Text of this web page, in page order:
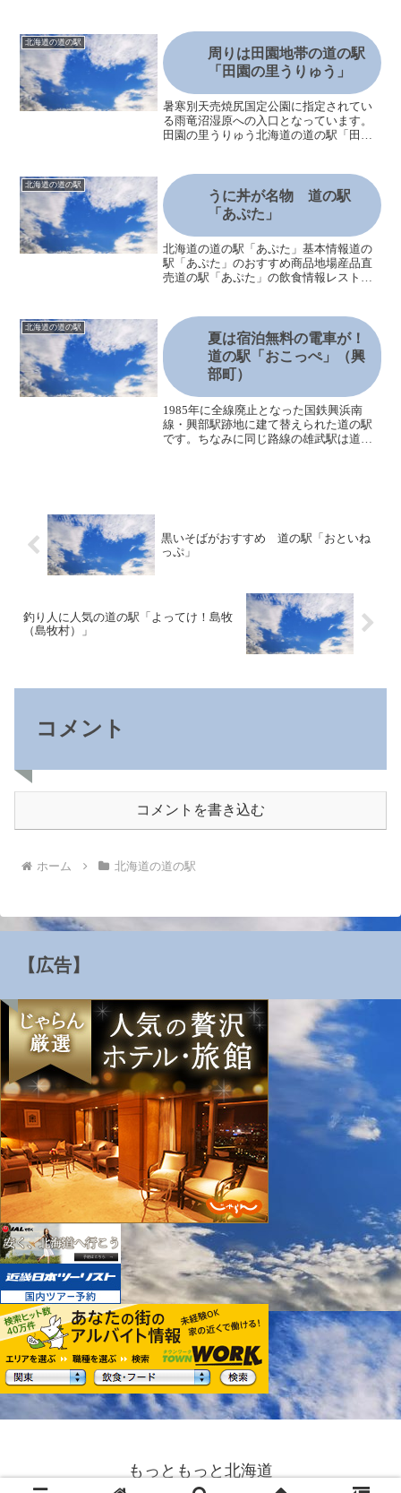
イクアウトコーナー道の駅「もち米の里
☆なよろ」のおすすめポイ...
北海道の道の駅
周りは田園地帯の道の駅
「田園の里うりゅう」
暑寒別天売焼尻国定公園に指定されてい
る雨竜沼湿原への入口となっています。
田園の里うりゅう北海道の道の駅「田園
の販売を行っており、観光・特産品・ふ
るさと情報などの発信施設...
北海道の道の駅
うに丼が名物 道の駅
「あぷた」
北海道の道の駅「あぷた」基本情報道の
駅「あぷた」のおすすめ商品地場産品直
売道の駅「あぷた」の飲食情報レストラ
た歴史コーナー道の駅周辺歴史公園北海
道の道の駅「あぷた」道の...
北海道の道の駅
夏は宿泊無料の電車が！
道の駅「おこっぺ」（興
部町）
1985年に全線廃止となった国鉄興浜南
線・興部駅跡地に建て替えられた道の駅
です。ちなみに同じ路線の雄武駅は道の
黒いそばがおすすめ 道の駅「おといね
っぷ」
釣り人に人気の道の駅「よってけ！島牧
（島牧村）」
コメント
コメントを書き込む
ホーム 北海道の道の駅
【広告】
もっともっと北海道